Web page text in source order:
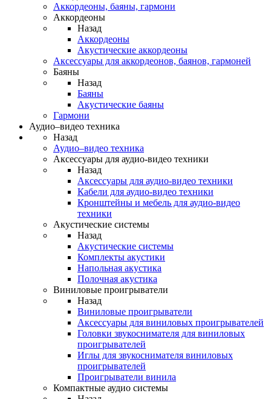
Аккордеоны, баяны, гармони
Аккордеоны
Назад
Аккордеоны
Акустические аккордеоны
Аксессуары для аккордеонов, баянов, гармоней
Баяны
Назад
Баяны
Акустические баяны
Гармони
Аудио–видео техника
Назад
Аудио–видео техника
Аксессуары для аудио-видео техники
Назад
Аксессуары для аудио-видео техники
Кабели для аудио-видео техники
Кронштейны и мебель для аудио-видео
техники
Акустические системы
Назад
Акустические системы
Комплекты акустики
Напольная акустика
Полочная акустика
Виниловые проигрыватели
Назад
Виниловые проигрыватели
Аксессуары для виниловых проигрывателей
Головки звукоснимателя для виниловых
проигрывателей
Иглы для звукоснимателя виниловых
проигрывателей
Проигрыватели винила
Компактные аудио системы